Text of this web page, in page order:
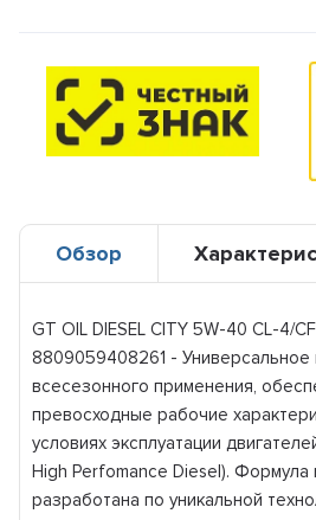
Обзор
GT OIL DIESEL CITY 5W-40 CL-4/
8809059408261 - Универсальное
всесезонного применения,
превосходные рабочие
условиях эксплуатации
High Perfomance Diesel). Формула
разработана по уникальной